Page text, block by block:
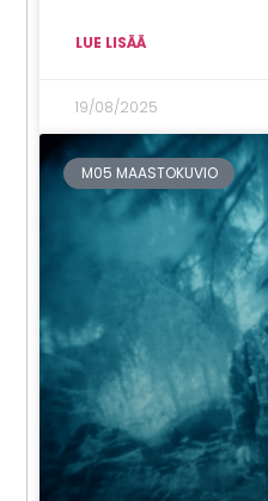
LUE LISÄÄ
19/08/2025
M05 MAASTOKUVIO